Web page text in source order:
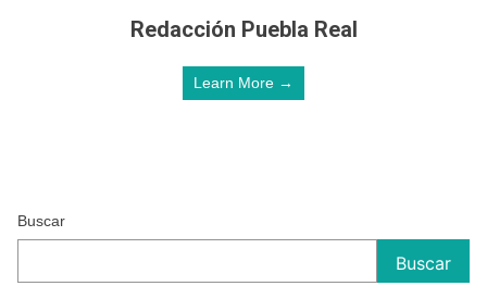
Redacción Puebla Real
Learn More →
Buscar
Buscar